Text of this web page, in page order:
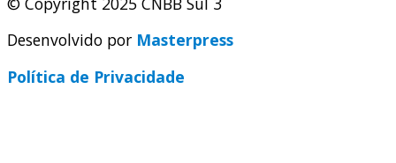
Desenvolvido por Masterpress
Política de Privacidade